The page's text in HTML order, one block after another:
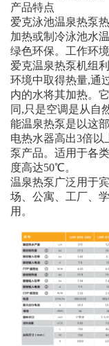
产品特点
爱克泳池温泉热泵
加热或制冷泳池水温
绿色环保。工作环
爱克温泉热泵机组
环境中取得热量,通
内的水将其加热。
同,只是空调是从自
能温泉热泵是以这
电热水器高出3倍
泵产品。适用于各
度高达50℃。
温泉热泵广泛用于
场、公寓、工厂、
用。